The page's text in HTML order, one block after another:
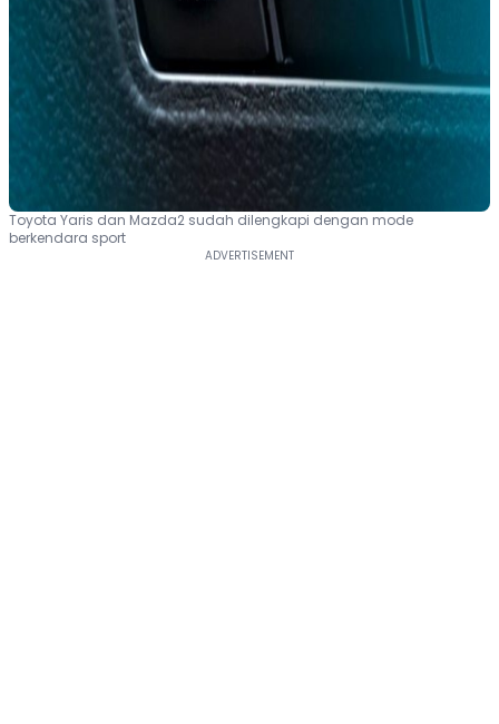
Toyota Yaris dan Mazda2 sudah dilengkapi dengan mode
berkendara sport